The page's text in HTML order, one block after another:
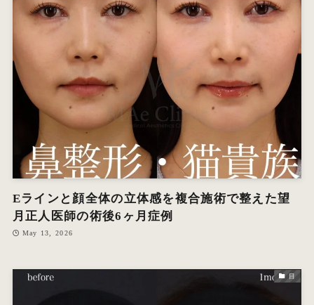
Eラインと顔全体の立体感を複合施術で整えた望
月正人医師の術後6ヶ月症例
May 13, 2026
目